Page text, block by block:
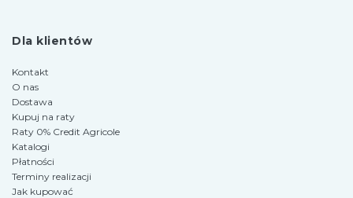
Dla klientów
Kontakt
O nas
Dostawa
Kupuj na raty
Raty 0% Credit Agricole
Katalogi
Płatności
Terminy realizacji
Jak kupować